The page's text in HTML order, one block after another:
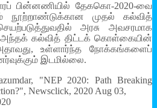
பின்னணியில் தேககொ-2020-வை
நூற்றாண்டுக்கான முதல் கல்வித்
அரசு அவசரமாக
அந்தக் கல்வித் திட்டக் கொள்கையின்
உள்ளார்ந்த நோக்கங்களைப்
இடமில்லை.
"NEP 2020: Path Breaking
Newsclick, 2020 Aug 03,